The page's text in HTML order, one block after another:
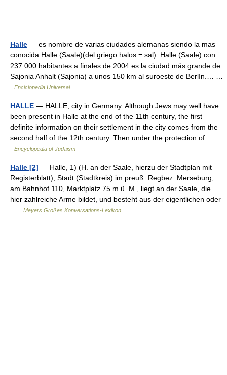
Halle — es nombre de varias ciudades alemanas siendo la mas
conocida Halle (Saale)(del griego halos = sal). Halle (Saale) con
237.000 habitantes a finales de 2004 es la ciudad más grande de
Sajonia Anhalt (Sajonia) a unos 150 km al suroeste de Berlín.… …
Enciclopedia Universal
HALLE — HALLE, city in Germany. Although Jews may well have
been present in Halle at the end of the 11th century, the first
definite information on their settlement in the city comes from the
second half of the 12th century. Then under the protection of… …
Encyclopedia of Judaism
Halle [2] — Halle, 1) (H. an der Saale, hierzu der Stadtplan mit
Registerblatt), Stadt (Stadtkreis) im preuß. Regbez. Merseburg,
am Bahnhof 110, Marktplatz 75 m ü. M., liegt an der Saale, die
hier zahlreiche Arme bildet, und besteht aus der eigentlichen oder
Meyers Großes Konversations-Lexikon